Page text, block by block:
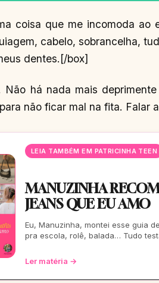
coisa que me incomoda ao
cabelo, sobrancelha,
dentes.[/box]
Não há nada mais
não ficar mal na fita. Falar
LEIA TAMBÉM EM PATRICINHA TEEN
MANUZINHA
JEANS QUE EU AMO
Eu, Manuzinha, montei esse guia
pra escola, rolê, balada… Tudo
Ler matéria →